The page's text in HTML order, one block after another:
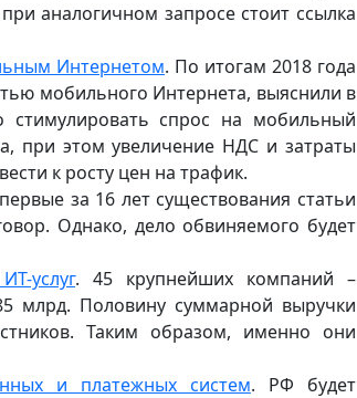
аналогичном запросе стоит ссылка
Интернетом. По итогам 2018 года
мобильного Интернета, выяснили в
стимулировать спрос на мобильный
при этом увеличение НДС и затраты
к росту цен на трафик.
за 16 лет существования статьи
Однако, дело обвиняемого будет
услуг. 45 крупнейших компаний –
млрд. Половину суммарной выручки
Таким образом, именно они
и платежных систем. РФ будет